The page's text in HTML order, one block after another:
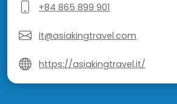
+84 865 899 901
it@asiakingtravel.com
https://asiakingtravel.it/